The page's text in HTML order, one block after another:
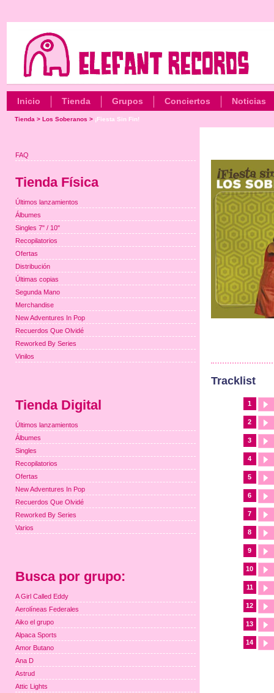
Inicio Tienda Grupos Conciertos Noticias
Tienda > Los Soberanos > ¡Fiesta Sin Fin!
Tracklist
1
2
3
4
5
6
7
8
9
10
11
12
13
14
FAQ
Tienda Física
Últimos lanzamientos
Álbumes
Singles 7" / 10"
Recopilatorios
Ofertas
Distribución
Últimas copias
Segunda Mano
Merchandise
New Adventures In Pop
Recuerdos Que Olvidé
Reworked By Series
Vinilos
Tienda Digital
Últimos lanzamientos
Álbumes
Singles
Recopilatorios
Ofertas
New Adventures In Pop
Recuerdos Que Olvidé
Reworked By Series
Varios
Busca por grupo:
A Girl Called Eddy
Aerolíneas Federales
Aiko el grupo
Alpaca Sports
Amor Butano
Ana D
Astrud
Attic Lights